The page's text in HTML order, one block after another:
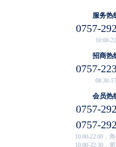
服务热
0757-
10:00-
招商热
0757-
08:30-
会员热
0757-
0757-
10:00-22:00，
10:00-22:30，